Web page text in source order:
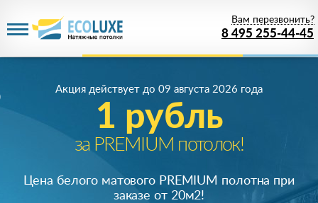
8 495 255-44-45
Вам перезвонить?
1 рубль
за PREMIUM потолок!
Акция действует до 09 августа 2026 года
Цена белого матового PREMIUM полотна при
заказе от 20м2!